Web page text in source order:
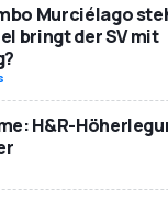
Murciélago
bringt der SV mit
H&R-